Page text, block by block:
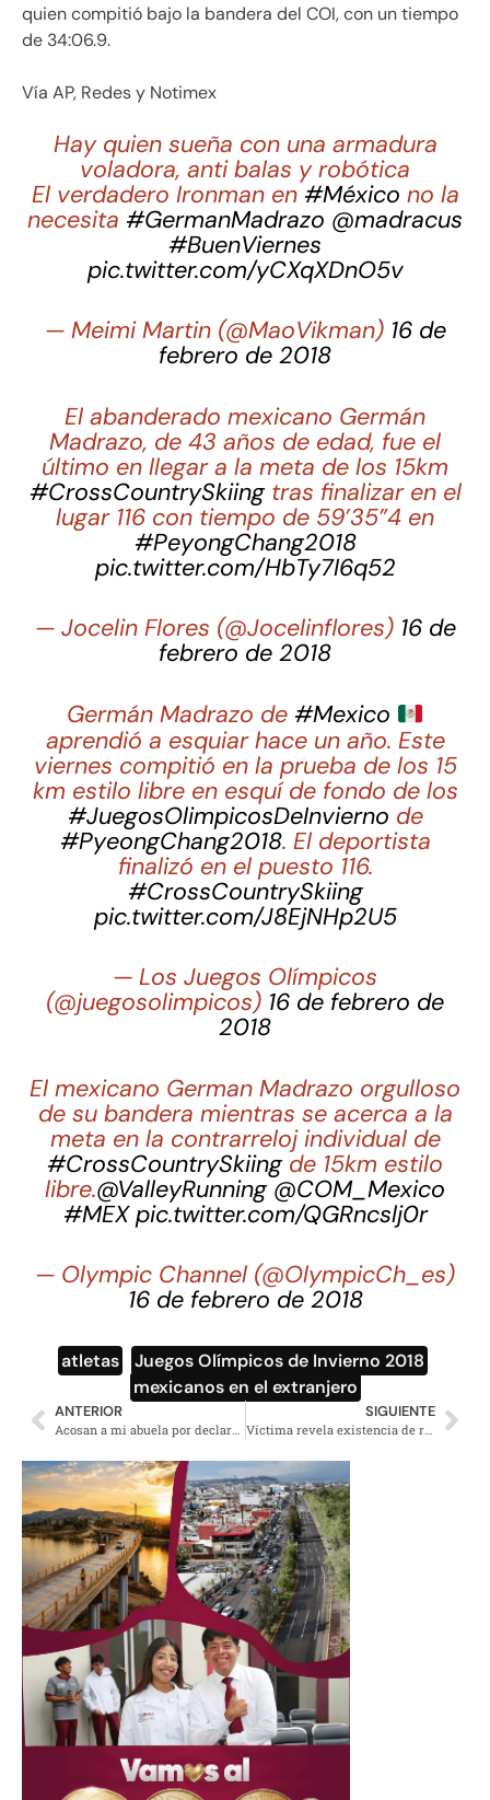
quien compitió bajo la bandera del COI, con un tiempo
de 34:06.9.
Vía AP, Redes y Notimex
Hay quien sueña con una armadura
voladora, anti balas y robótica
El verdadero Ironman en #México no la
necesita #GermanMadrazo @madracus
#BuenViernes
pic.twitter.com/yCXqXDnO5v
— Meimi Martin (@MaoVikman) 16 de
febrero de 2018
El abanderado mexicano Germán
Madrazo, de 43 años de edad, fue el
último en llegar a la meta de los 15km
#CrossCountrySkiingtras finalizar en el
lugar 116 con tiempo de 59’35”4 en
#PeyongChang2018
pic.twitter.com/HbTy7I6q52
— Jocelin Flores (@Jocelinflores) 16 de
febrero de 2018
Germán Madrazo de #Mexico
aprendió a esquiar hace un año. Este
viernes compitió en la prueba de los 15
km estilo libre en esquí de fondo de los
#JuegosOlimpicosDeInvierno de
#PyeongChang2018. El deportista
finalizó en el puesto 116.
#CrossCountrySkiing
pic.twitter.com/J8EjNHp2U5
— Los Juegos Olímpicos
(@juegosolimpicos) 16 de febrero de
2018
El mexicano German Madrazo orgulloso
de su bandera mientras se acerca a la
meta en la contrarreloj individual de
#CrossCountrySkiingde 15km estilo
libre.@ValleyRunning @COM_Mexico
#MEX pic.twitter.com/QGRncslj0r
— Olympic Channel (@OlympicCh_es)
16 de febrero de 2018
atletas Juegos Olímpicos de Invierno 2018
mexicanos en el extranjero
ANTERIOR
Acosan a mi abuela por declarar mi apoyo a AMLO: nieto de Elba Esther Gordillo
SIGUIENTE
Víctima revela existencia de red de prostitución de menores en Diócesis de Saltillo